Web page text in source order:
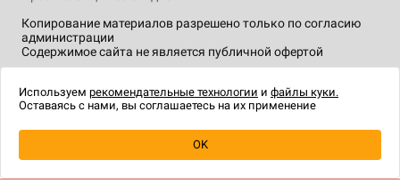
Уведомить о наличии
Копирование материалов разрешено только по согласию
администрации
Содержимое сайта не является публичной офертой
технологии.
Используем рекомендательные технологии и файлы куки.
Оставаясь с нами, вы соглашаетесь на их применение
OK